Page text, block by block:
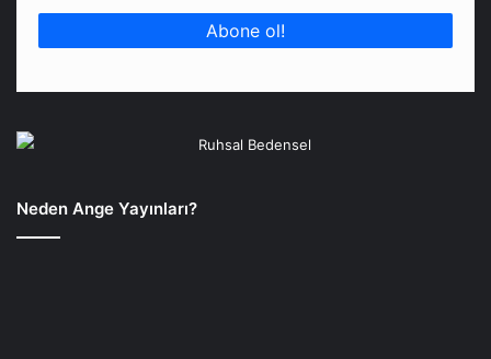
Neden Ange Yayınları?